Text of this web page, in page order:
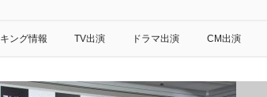
ング情報 TV出演 ドラマ出演 CM出演